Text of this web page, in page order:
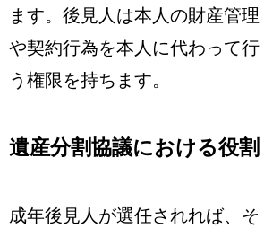
ます。後見人は本人の財産管理
や契約行為を本人に代わって行
う権限を持ちます。
遺産分割協議における役割
成年後見人が選任されれば、そ